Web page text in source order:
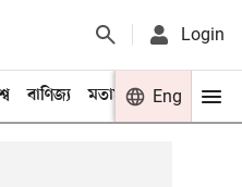
Login
বাণিজ্য মতামত খেলা
Eng